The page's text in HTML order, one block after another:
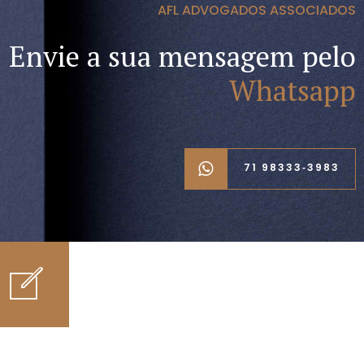
AFL ADVOGADOS ASSOCIADOS
Envie a sua mensagem pelo
Whatsapp
71 98333‑3983